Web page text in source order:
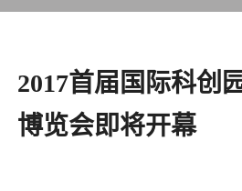
2017首届国际科创
博览会即将开幕